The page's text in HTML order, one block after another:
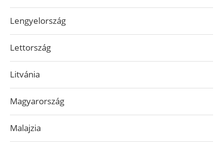
Lengyelország
Lettország
Litvánia
Magyarország
Malajzia